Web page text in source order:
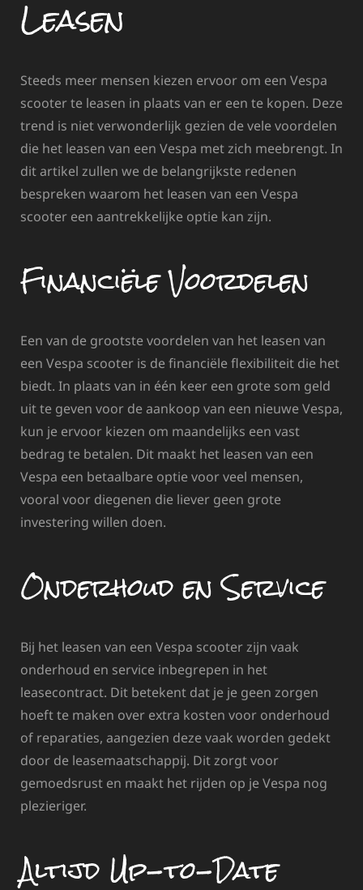
Leasen
Steeds meer mensen kiezen ervoor om een Vespa
scooter te leasen in plaats van er een te kopen. Deze
trend is niet verwonderlijk gezien de vele voordelen
die het leasen van een Vespa met zich meebrengt. In
dit artikel zullen we de belangrijkste redenen
bespreken waarom het leasen van een Vespa
scooter een aantrekkelijke optie kan zijn.
Financiële Voordelen
Een van de grootste voordelen van het leasen van
een Vespa scooter is de financiële flexibiliteit die het
biedt. In plaats van in één keer een grote som geld
uit te geven voor de aankoop van een nieuwe Vespa,
kun je ervoor kiezen om maandelijks een vast
bedrag te betalen. Dit maakt het leasen van een
Vespa een betaalbare optie voor veel mensen,
vooral voor diegenen die liever geen grote
investering willen doen.
Onderhoud en Service
Bij het leasen van een Vespa scooter zijn vaak
onderhoud en service inbegrepen in het
leasecontract. Dit betekent dat je je geen zorgen
hoeft te maken over extra kosten voor onderhoud
of reparaties, aangezien deze vaak worden gedekt
door de leasemaatschappij. Dit zorgt voor
gemoedsrust en maakt het rijden op je Vespa nog
plezieriger.
Altijd Up-to-Date